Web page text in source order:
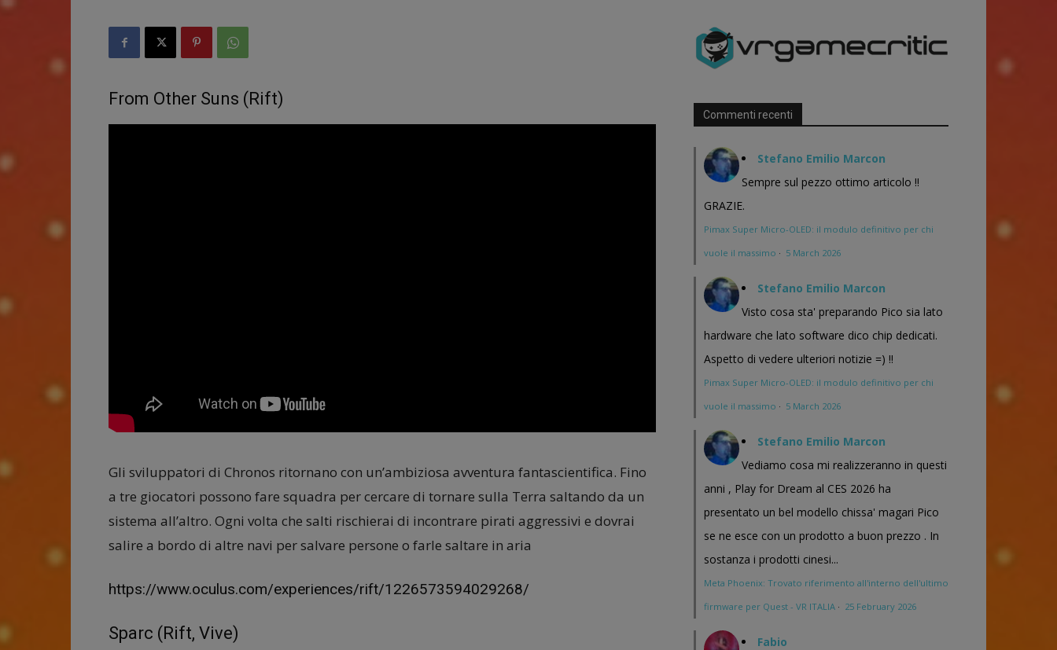
From Other Suns (Rift)
Gli sviluppatori di Chronos ritornano con un’ambiziosa avventura fantascientifica. Fino
a tre giocatori possono fare squadra per cercare di tornare sulla Terra saltando da un
sistema all’altro. Ogni volta che salti rischierai di incontrare pirati aggressivi e dovrai
salire a bordo di altre navi per salvare persone o farle saltare in aria
https://www.oculus.com/experiences/rift/1226573594029268/
Sparc (Rift, Vive)
Commenti recenti
Stefano Emilio Marcon
Sempre sul pezzo ottimo articolo !!
GRAZIE.
Pimax Super Micro-OLED: il modulo definitivo per chi
vuole il massimo · 5 March 2026
Stefano Emilio Marcon
Visto cosa sta' preparando Pico sia lato
hardware che lato software dico chip dedicati.
Aspetto di vedere ulteriori notizie =) !!
Pimax Super Micro-OLED: il modulo definitivo per chi
vuole il massimo · 5 March 2026
Stefano Emilio Marcon
Vediamo cosa mi realizzeranno in questi
anni , Play for Dream al CES 2026 ha
presentato un bel modello chissa' magari Pico
se ne esce con un prodotto a buon prezzo . In
sostanza i prodotti cinesi...
Meta Phoenix: Trovato riferimento all'interno dell'ultimo
firmware per Quest - VR ITALIA · 25 February 2026
Fabio